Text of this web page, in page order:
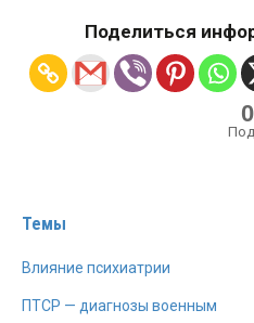
Поделиться
0
Темы
Влияние психиатрии
ПТСР — диагнозы военным